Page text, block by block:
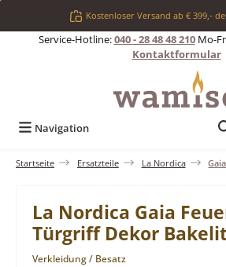
Zum Hauptinhalt springenKostenloser Versand ab € 399,-
Service-Hotline:040 - 28 48 48 210Mo-
Kontaktformular
Navigation
Startseite Ersatzteile La Nordica Gaia
La Nordica Gaia
Türgriff Dekor
Verkleidung / Besatz